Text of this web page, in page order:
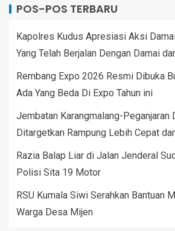
POS-POS TERBARU
Kapolres Kudus Apresiasi Aksi
Yang Telah Berjalan Dengan Damai
Rembang Expo 2026 Resmi Dibuka
Ada Yang Beda Di Expo Tahun ini
Jembatan Karangmalang-Peganjaran
Ditargetkan Rampung Lebih Cepat
Razia Balap Liar di Jalan Jenderal
Polisi Sita 19 Motor
RSU Kumala Siwi Serahkan Bantuan
Warga Desa Mijen